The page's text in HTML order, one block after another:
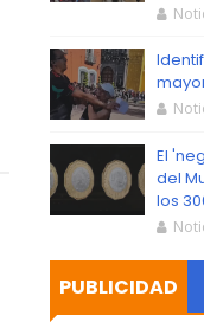
El
del
los
PUBLICIDAD